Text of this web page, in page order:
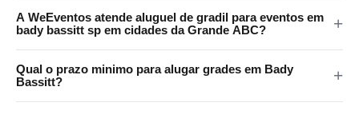
Paulo e Grande SP. Atendemos Bady Bassitt e regiao
A WeEventos atende aluguel de gradil para eventos em
bady bassitt sp em cidades da Grande ABC?
Diadema e Maua. Consulte disponibilidade pelo WhatsApp.
Qual o prazo minimo para alugar grades em Bady
Bassitt?